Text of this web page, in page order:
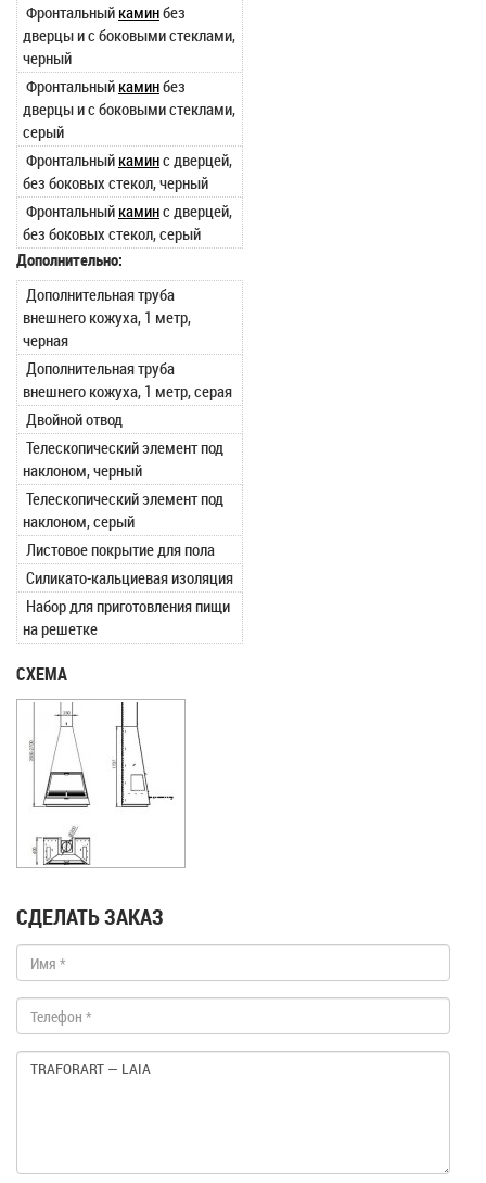
Фронтальный каминбез
дверцы и с боковыми стеклами,
черный
Фронтальный каминбез
дверцы и с боковыми стеклами,
серый
Фронтальный каминс дверцей,
без боковых стекол, черный
Фронтальный каминс дверцей,
без боковых стекол, серый
Дополнительно:
Дополнительная труба
внешнего кожуха, 1 метр,
черная
Дополнительная труба
внешнего кожуха, 1 метр, серая
Двойной отвод
Телескопический элемент под
наклоном, черный
Телескопический элемент под
наклоном, серый
Листовое покрытие для пола
Силикато-кальциевая изоляция
Набор для приготовления пищи
на решетке
СХЕМА
СДЕЛАТЬ ЗАКАЗ